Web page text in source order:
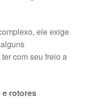
ele exige
com seu freio a
rotores